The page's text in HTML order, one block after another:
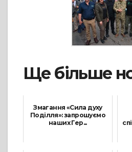
Ще більше
Змагання «Сила духу
Поділля»: запрошуємо
наших Гер...